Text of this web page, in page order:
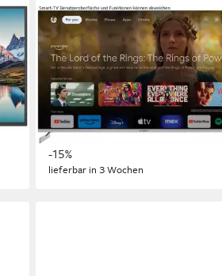
STRONG
SRT 55UF8733 QLED-Fernseher
139 cm/55 Zoll Diagonale
QLED
Bildschirmtechnologie
4K Ultra HD Auflösung
Produktdatenblatt
552,26 € UVP649,00 €
16,03 €mtl. in 48 Raten
-15%
lieferbar in 3 Wochen